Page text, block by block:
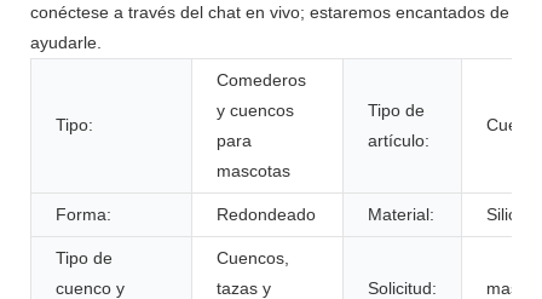
conéctese a través del chat en vivo; estaremos encantados de
ayudarle.
Tipo:
Comederos
y cuencos
para
mascotas
Tipo de
artículo:
Forma: Redondeado Material:
Tipo de
cuenco y
Cuencos,
tazas y
Solicitud: